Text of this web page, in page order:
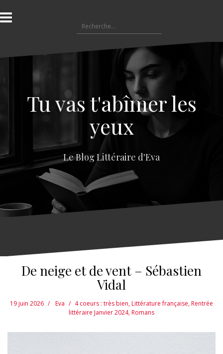
l
a
e
e
Tu vas t'abîmer les
yeux
Le Blog Littéraire d'Eva
De neige et de vent – Sébastien
Vidal
19 juin 2026 Eva 4 coeurs : très bien,Littérature française,Rentrée
littéraire Janvier 2024,Romans